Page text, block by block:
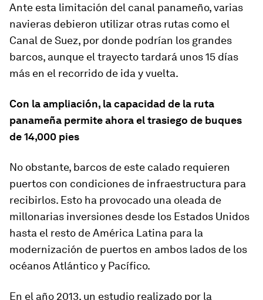
Ante esta limitación del canal panameño, varias
navieras debieron utilizar otras rutas como el
Canal de Suez, por donde podrían los grandes
barcos, aunque el trayecto tardará unos 15 días
más en el recorrido de ida y vuelta.
Con la ampliación, la capacidad de la ruta
panameña permite ahora el trasiego de buques
de 14,000 pies
No obstante, barcos de este calado requieren
puertos con condiciones de infraestructura para
recibirlos. Esto ha provocado una oleada de
millonarias inversiones desde los Estados Unidos
hasta el resto de América Latina para la
modernización de puertos en ambos lados de los
océanos Atlántico y Pacífico.
En el año 2013, un estudio realizado por la